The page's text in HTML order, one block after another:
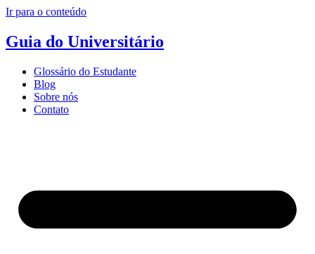
Ir para o conteúdo
Guia do Universitário
Glossário do Estudante
Blog
Sobre nós
Contato